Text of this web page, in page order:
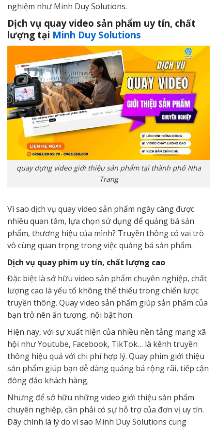
nghiệm như Minh Duy Solutions.
Dịch vụ quay video sản phẩm uy tín, chất
lượng tại Minh Duy Solutions
quay dựng video giới thiệu sản phẩm tại thành phố Nha
Trang
Vì sao dịch vụ quay video sản phẩm ngày càng được
nhiều quan tâm, lựa chọn sử dụng để quảng bá sản
phẩm, thương hiệu của mình? Truyền thông có vai trò
vô cùng quan trọng trong việc quảng bá sản phẩm.
Dịch vụ quay phim uy tín, chất lượng cao
Đặc biệt là sở hữu video sản phẩm chuyên nghiệp, chất
lượng cao là yếu tố không thể thiếu trong chiến lược
truyền thông. Quay video sản phẩm giúp sản phẩm của
bạn trở nên ấn tượng, nội bật hơn.
Hiện nay, với sự xuất hiện của nhiều nền tảng mạng xã
hội như Youtube, Facebook, TikTok… là kênh truyền
thông hiệu quả với chi phí hợp lý. Quay phim giới thiệu
sản phẩm giúp bạn dễ dàng quảng bá rộng rãi, tiếp cận
đông đảo khách hàng.
Nhưng để sở hữu những video giới thiệu sản phẩm
chuyên nghiệp, cần phải có sự hỗ trợ của đơn vị uy tín.
Đây chính là lý do vì sao Minh Duy Solutions cung